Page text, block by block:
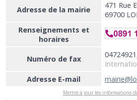
Adresse de la mairie
471 Rue
69700
Renseignements et
horaires
Numéro de fax
Adresse E-mail
Mettre à jour les informations